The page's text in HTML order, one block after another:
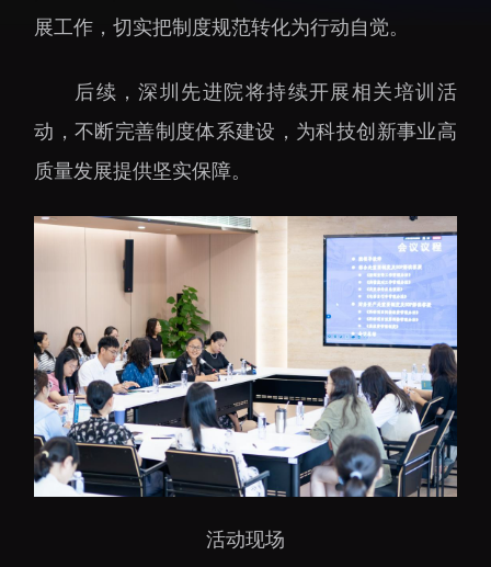
国合项目
出国境事务
来华指引
下载中心
控股企业
成果超市
党建工作
群团工作
树立和践行正确政绩观
学习教育
传承和弘扬科学家精神
国家高性能医疗器械创
新中心
国家生物制造产业创新
中心
展工作，切实把制度规范转化为行动自觉。
后续，深圳先进院将持续开展相关培训活
动，不断完善制度体系建设，为科技创新事业高
质量发展提供坚实保障。
活动现场